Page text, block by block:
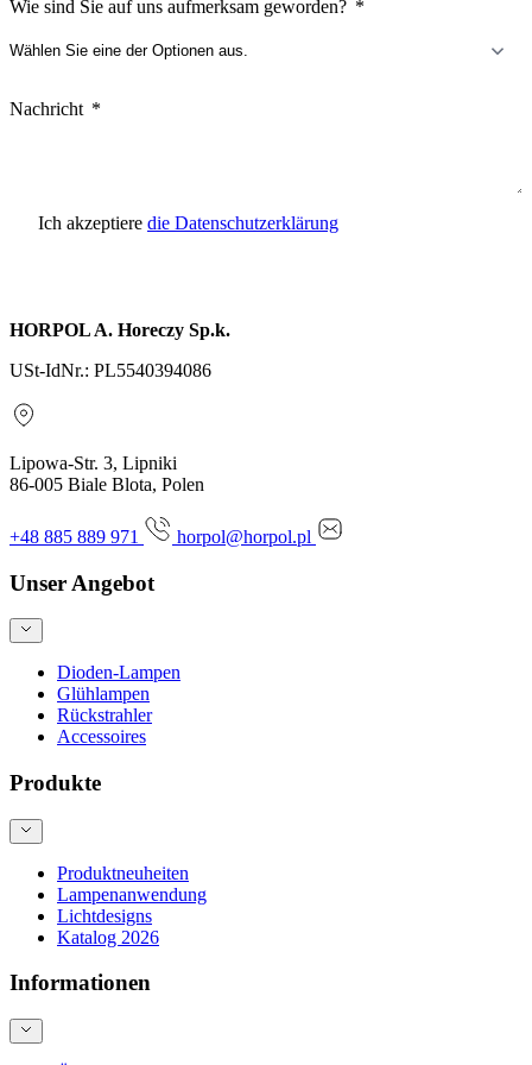
Wie sind Sie auf uns aufmerksam geworden?
Nachricht
Ich akzeptiere die Datenschutzerklärung
HORPOL A. Horeczy Sp.k.
USt-IdNr.: PL5540394086
Lipowa-Str. 3, Lipniki
86-005 Biale Blota, Polen
+48 885 889 971 horpol@horpol.pl
Unser Angebot
Dioden-Lampen
Glühlampen
Rückstrahler
Accessoires
Produkte
Produktneuheiten
Lampenanwendung
Lichtdesigns
Katalog 2026
Informationen